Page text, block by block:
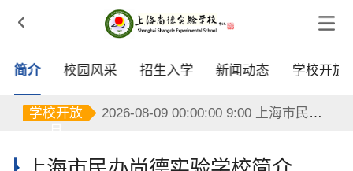

简介 校园风采 招生入学 新闻动态 学校开放
学校开放
2026-08-15 00:00:00 9:00 上海市民办尚德实验学校
2026-08-09 00:00:00 9:00 上海市民办尚德实验学校
2026-08-09 00:00:00 9:00 上海市民办尚德实验学校